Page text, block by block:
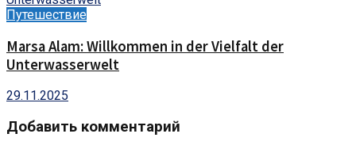
Путешествие
Marsa Alam: Willkommen in der Vielfalt der
Unterwasserwelt
29.11.2025
Добавить комментарий